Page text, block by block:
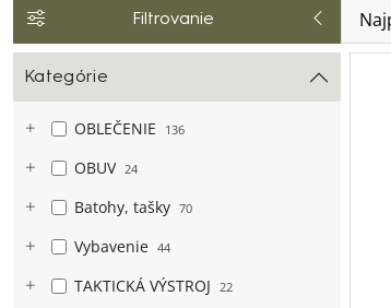
Filtrovanie
Kategórie
OBLEČENIE 136
OBUV 24
Batohy, tašky 70
Vybavenie 44
TAKTICKÁ VÝSTROJ 22